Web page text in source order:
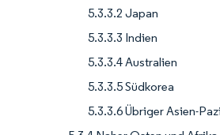
5.3.3.2 Japan
5.3.3.3 Indien
5.3.3.4 Australien
5.3.3.5 Südkorea
5.3.3.6 Übriger Asien-